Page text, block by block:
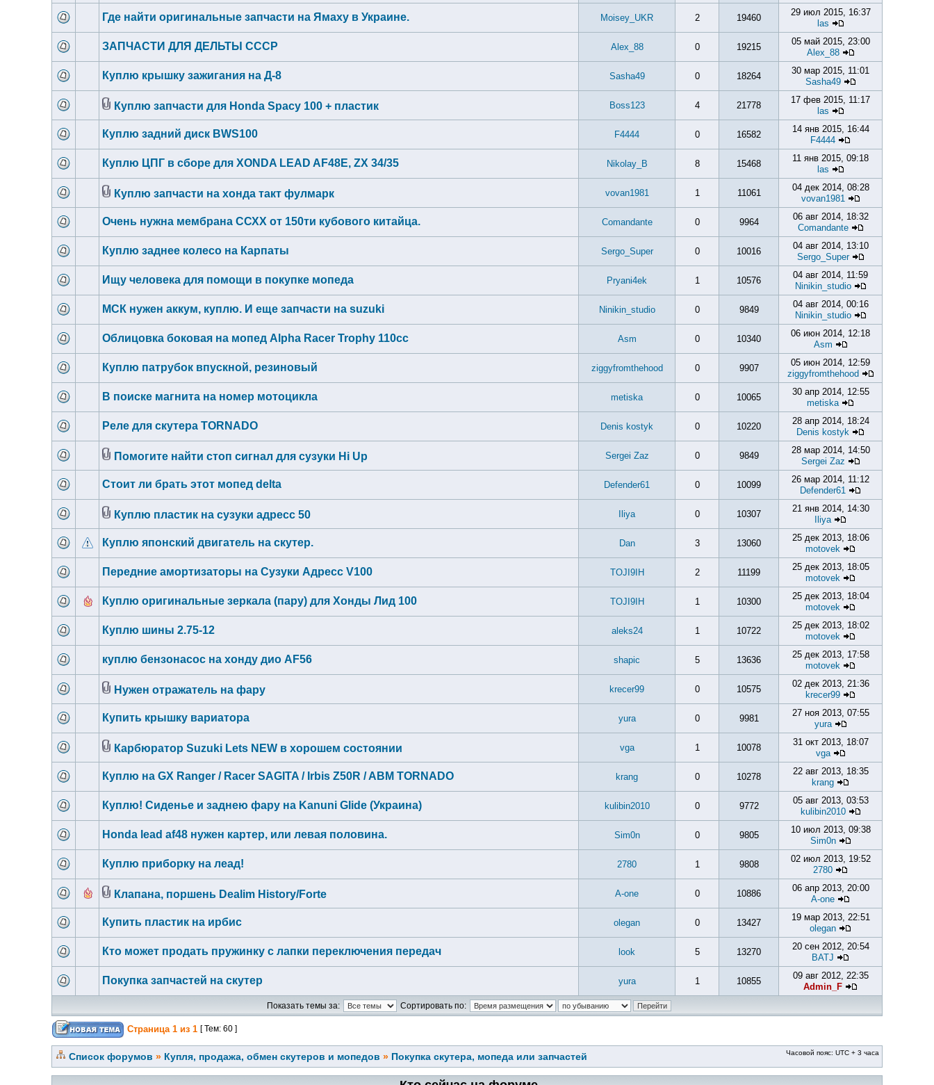
Где найти оригинальные запчасти на Ямаху в Украине. Moisey_UKR 2 19460
29 июл 2015, 16:37
las
ЗАПЧАСТИ ДЛЯ ДЕЛЬТЫ СССР Alex_88 0 19215
05 май 2015, 23:00
Alex_88
Куплю крышку зажигания на Д-8 Sasha49 0 18264
30 мар 2015, 11:01
Sasha49
Куплю запчасти для Honda Spacy 100 + пластик Boss123 4 21778
17 фев 2015, 11:17
las
Куплю задний диск BWS100 F4444 0 16582
14 янв 2015, 16:44
F4444
Куплю ЦПГ в сборе для XONDA LEAD AF48E, ZX 34/35 Nikolay_B 8 15468
11 янв 2015, 09:18
las
Куплю запчасти на хонда такт фулмарк vovan1981 1 11061
04 дек 2014, 08:28
vovan1981
Очень нужна мембрана ССХХ от 150ти кубового китайца. Comandante 0 9964
06 авг 2014, 18:32
Comandante
Куплю заднее колесо на Карпаты Sergo_Super 0 10016
04 авг 2014, 13:10
Sergo_Super
Ищу человека для помощи в покупке мопеда Pryani4ek 1 10576
04 авг 2014, 11:59
Ninikin_studio
МСК нужен аккум, куплю. И еще запчасти на suzuki Ninikin_studio 0 9849
04 авг 2014, 00:16
Ninikin_studio
Облицовка боковая на мопед Alpha Racer Trophy 110cc Asm 0 10340
06 июн 2014, 12:18
Asm
Куплю патрубок впускной, резиновый ziggyfromthehood 0 9907
05 июн 2014, 12:59
ziggyfromthehood
В поиске магнита на номер мотоцикла metiska 0 10065
30 апр 2014, 12:55
metiska
Реле для скутера TORNADO Denis kostyk 0 10220
28 апр 2014, 18:24
Denis kostyk
Помогите найти стоп сигнал для сузуки Hi Up Sergei Zaz 0 9849
28 мар 2014, 14:50
Sergei Zaz
Стоит ли брать этот мопед delta Defender61 0 10099
26 мар 2014, 11:12
Defender61
Куплю пластик на сузуки адресс 50 Iliya 0 10307
21 янв 2014, 14:30
Iliya
Куплю японский двигатель на скутер. Dan 3 13060
25 дек 2013, 18:06
motovek
Передние амортизаторы на Сузуки Адресс V100 TOJI9IH 2 11199
25 дек 2013, 18:05
motovek
Куплю оригинальные зеркала (пару) для Хонды Лид 100 TOJI9IH 1 10300
25 дек 2013, 18:04
motovek
Куплю шины 2.75-12 aleks24 1 10722
25 дек 2013, 18:02
motovek
куплю бензонасос на хонду дио AF56 shapic 5 13636
25 дек 2013, 17:58
motovek
Нужен отражатель на фару krecer99 0 10575
02 дек 2013, 21:36
krecer99
Купить крышку вариатора yura 0 9981
27 ноя 2013, 07:55
yura
Карбюратор Suzuki Lets NEW в хорошем состоянии vga 1 10078
31 окт 2013, 18:07
vga
Куплю на GX Ranger / Racer SAGITA / Irbis Z50R / ABM TORNADO krang 0 10278
22 авг 2013, 18:35
krang
Куплю! Сиденье и заднею фару на Kanuni Glide (Украина) kulibin2010 0 9772
05 авг 2013, 03:53
kulibin2010
Honda lead af48 нужен картер, или левая половина. Sim0n 0 9805
10 июл 2013, 09:38
Sim0n
Куплю приборку на леад! 2780 1 9808
02 июл 2013, 19:52
2780
Клапана, поршень Dealim History/Forte A-one 0 10886
06 апр 2013, 20:00
A-one
Купить пластик на ирбис olegan 0 13427
19 мар 2013, 22:51
olegan
Кто может продать пружинку с лапки переключения передач look 5 13270
20 сен 2012, 20:54
BATJ
Покупка запчастей на скутер yura 1 10855
09 авг 2012, 22:35
Admin_F
Показать темы за: Сортировать по:
Страница 1 из 1 [ Тем: 60 ]
Список форумов » Купля, продажа, обмен скутеров и мопедов » Покупка скутера, мопеда или запчастей Часовой пояс: UTC + 3 часа